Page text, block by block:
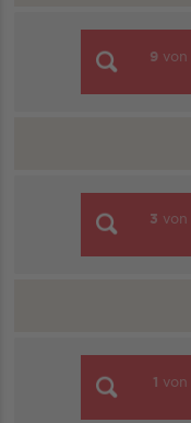
9 von
3 von
1 von